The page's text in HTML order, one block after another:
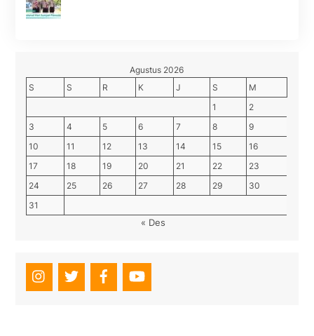
Agustus 2026
S
S R K J S
M
1
2
3
4 5 6 7 8
9
10
11 12 13 14 15
16
17
18 19 20 21 22
23
24
25 26 27 28 29
30
31
« Des